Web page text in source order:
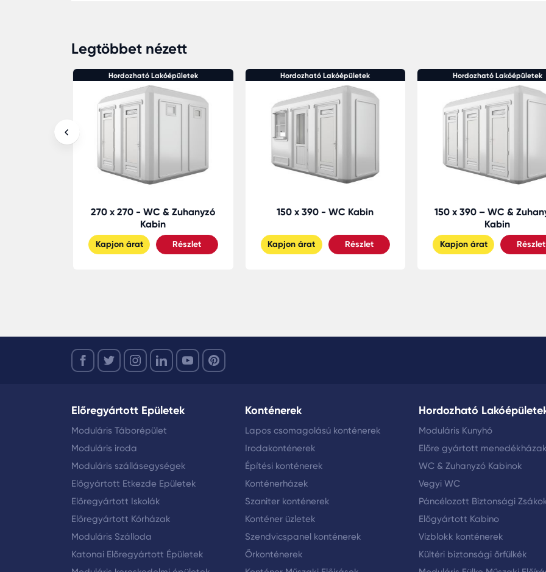
Legtöbbet nézett
Hordozható Lakóépületek
270 x 270 - WC & Zuhanyzó
Kabin
Kapjon árat Részlet
Hordozható Lakóépületek
150 x 390 - WC Kabin
Kapjon árat Részlet
Hordozható Lakóépületek
150 x 390 – WC &
Kabin
Kapjon árat Részlet
Előregyártott Epületek
Moduláris Táborépület
Moduláris iroda
Moduláris szállásegységek
Előgyártott Etkezde Epületek
Előregyártott Iskolák
Előregyártott Kórházak
Moduláris Szálloda
Katonai Előregyártott Épületek
Konténerek
Lapos csomagolású konténerek
Irodakonténerek
Építési konténerek
Konténerházek
Szaniter konténerek
Konténer üzletek
Szendvicspanel konténerek
Őrkonténerek
Hordozható
Moduláris Kunyhó
Előre gyártott menedékházak
WC & Zuhanyzó Kabinok
Vegyi WC
Páncélozott Biztonsági
Előgyártott Kabino
Vízblokk konténerek
Kültéri biztonsági őrfülkék